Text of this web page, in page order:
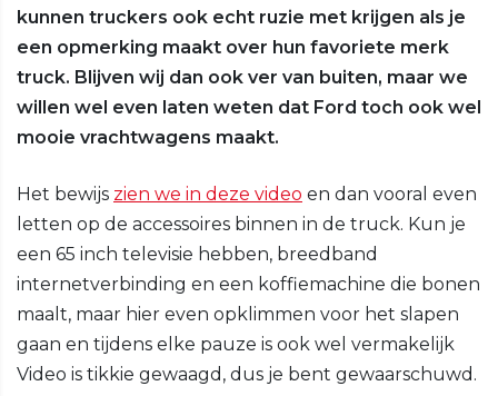
kunnen truckers ook echt ruzie met krijgen als je
een opmerking maakt over hun favoriete merk
truck. Blijven wij dan ook ver van buiten, maar we
willen wel even laten weten dat Ford toch ook wel
mooie vrachtwagens maakt.
Het bewijs zien we in deze video en dan vooral even
letten op de accessoires binnen in de truck. Kun je
een 65 inch televisie hebben, breedband
internetverbinding en een koffiemachine die bonen
maalt, maar hier even opklimmen voor het slapen
gaan en tijdens elke pauze is ook wel vermakelijk
Video is tikkie gewaagd, dus je bent gewaarschuwd.